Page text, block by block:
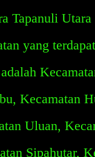
Tapanuli Utara
yang
Kecamatan
Uluan,
Sipahutar,